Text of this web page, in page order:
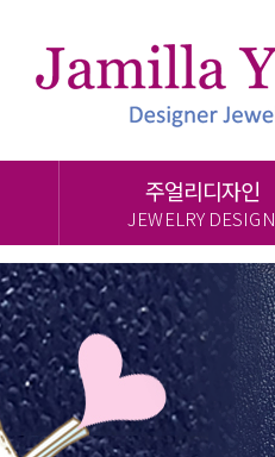
주얼리디자인
JEWELRY DESIGN